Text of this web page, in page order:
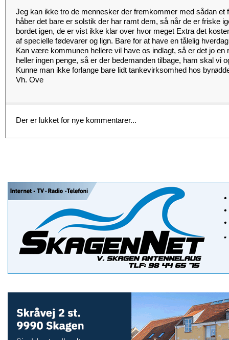
Jeg kan ikke tro de mennesker der fremkommer med sådan et
håber det bare er solstik der har ramt dem, så når de er friske
bordet igen, de er vist ikke klar over hvor meget Extra det
af specielle fødevarer og lign. Bare for at have en tålelig
Kan være kommunen hellere vil have os indlagt, så er det jo en
heller ingen penge, så er der bedemanden tilbage, ham skal vi
Kunne man ikke forlange bare lidt tankevirksomhed hos
Vh. Ove
Der er lukket for nye kommentarer...